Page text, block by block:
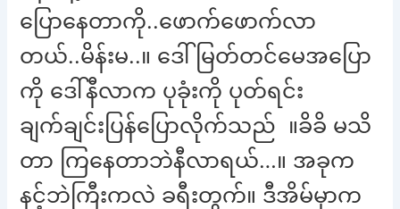
ပြောနေတာကို..ဖောက်ဖောက်လာ
တယ်..မိန်းမ..။ ဒေါ်မြတ်တင်မေအပြော
ကို ဒေါ်နီလာက ပုခုံးကို ပုတ်ရင်း
ချက်ချင်းပြန်ပြောလိုက်သည် ။ခိခိ မသိ
တာ ကြနေတာဘဲနီလာရယ်…။ အခုက
နင့်ဘဲကြီးကလဲ ခရီးတွက်။ ဒီအိမ်မှာက